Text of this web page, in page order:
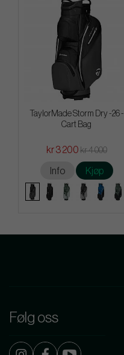
TaylorMade Storm Dry -26 -
Cart Bag
kr 3 200 kr 4 000
Info Kjøp
Følg oss